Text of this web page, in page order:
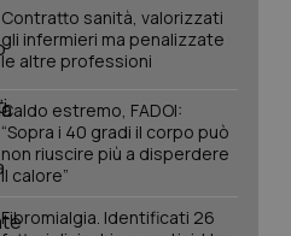
Contratto sanità, valorizzati
gli infermieri ma penalizzate
le altre professioni
Caldo estremo, FADOI:
“Sopra i 40 gradi il corpo può
non riuscire più a disperdere
il calore”
Fibromialgia. Identificati 26